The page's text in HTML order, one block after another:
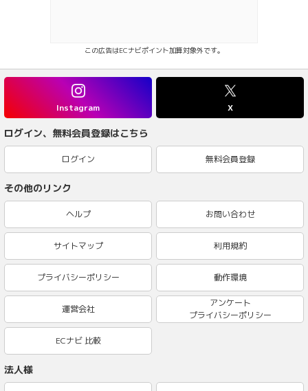
この広告はECナビポイント加算対象外です。
Instagram X
ログイン、無料会員登録はこちら
ログイン 無料会員登録
その他のリンク
ヘルプ お問い合わせ
サイトマップ 利用規約
プライバシーポリシー 動作環境
運営会社
アンケート
プライバシーポリシー
ECナビ 比較
法人様